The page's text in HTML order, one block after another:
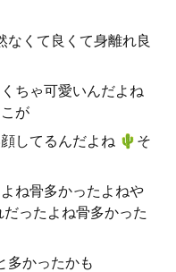
くて良くて身離れ良
ちゃ可愛いんだよね
が
してるんだよね 🌵️そ
ね骨多かったよねや
ったよね骨多かった
かったかも